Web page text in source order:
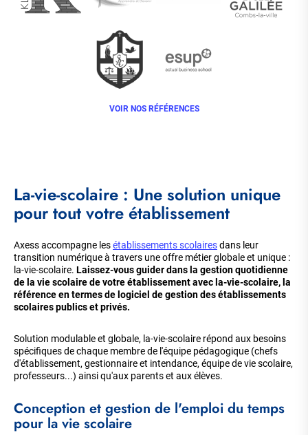
VOIR NOS RÉFÉRENCES
La-vie-scolaire : Une solution unique
pour tout votre établissement
Axess accompagne lesétablissements scolairesdans leur
transition numérique à travers une offre métier globale et unique :
la-vie-scolaire. Laissez-vous guider dans la gestion quotidienne
de la vie scolaire de votre établissement avec la-vie-scolaire, la
référence en termes de logiciel de gestion des établissements
scolaires publics et privés.
Solution modulable et globale, la-vie-scolaire répond aux besoins
spécifiques de chaque membre de l'équipe pédagogique (chefs
d'établissement, gestionnaire et intendance, équipe de vie scolaire,
professeurs...) ainsi qu'aux parents et aux élèves.
Conception et gestion de l'emploi du temps
pour la vie scolaire